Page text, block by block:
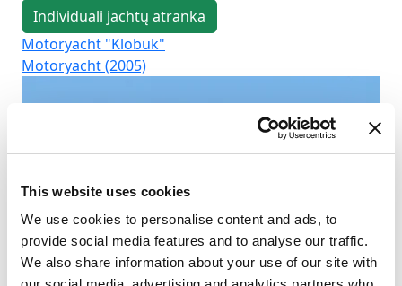
This website uses cookies
We use cookies to personalise content and ads, to
provide social media features and to analyse our traffic.
We also share information about your use of our site with
Individuali jachtų atranka
Motoryacht "Klobuk"
Motoryacht (2005)